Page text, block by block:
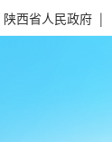
陕西省人民政府 |